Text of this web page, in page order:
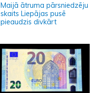
Maijā ātruma pārsniedzēju
skaits Liepājas pusē
pieaudzis divkārt